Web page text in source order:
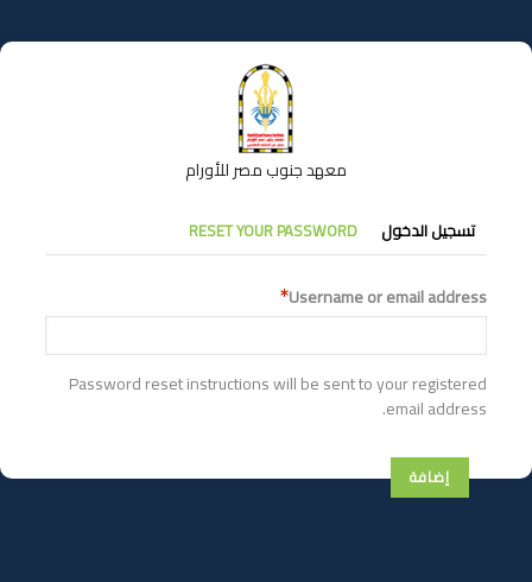
إلى
المحتوى
معهد جنوب مصر للأورام
التبويبات
الأساسية
تسجيل الدخول RESET YOUR PASSWORD
Username or email address
Password reset instructions will be sent to your registered
email address.